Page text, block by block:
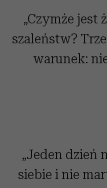
„Czymże jest
szaleństw?
warunek:
„Jeden dzień
siebie i nie